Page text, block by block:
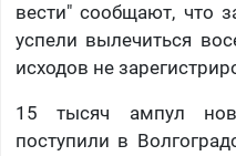
вести" сообщают, что
успели вылечиться
исходов не
15 тысяч ампул
поступили в